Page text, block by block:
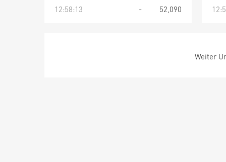
12:58:13
- 52,090
Weiter